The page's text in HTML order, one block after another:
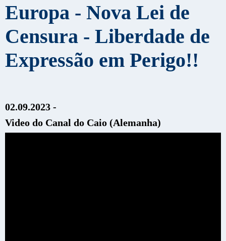
Europa - Nova Lei de
Censura - Liberdade de
Expressão em Perigo!!
02.09.2023 -
Video do Canal do Caio (Alemanha)